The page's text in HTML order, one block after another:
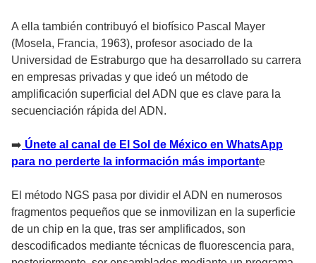
A ella también contribuyó el biofísico Pascal Mayer
(Mosela, Francia, 1963), profesor asociado de la
Universidad de Estraburgo que ha desarrollado su carrera
en empresas privadas y que ideó un método de
amplificación superficial del ADN que es clave para la
secuenciación rápida del ADN.
➡️ Únete al canal de El Sol de México en WhatsApp
para no perderte la información más importante
El método NGS pasa por dividir el ADN en numerosos
fragmentos pequeños que se inmovilizan en la superficie
de un chip en la que, tras ser amplificados, son
descodificados mediante técnicas de fluorescencia para,